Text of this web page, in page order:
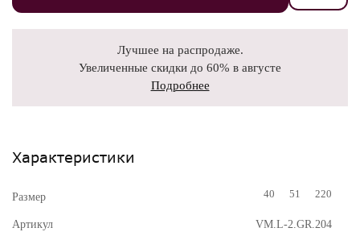
Лучшее на распродаже.
Увеличенные скидки до 60% в августе
Подробнее
Характеристики
Размер 40 51 220
Артикул VM.L-2.GR.204